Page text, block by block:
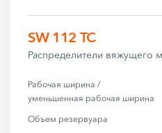
SW 112 TC
Распределители вяжущего
Рабочая ширина /
уменьшенная рабочая ширина
Объем резервуара